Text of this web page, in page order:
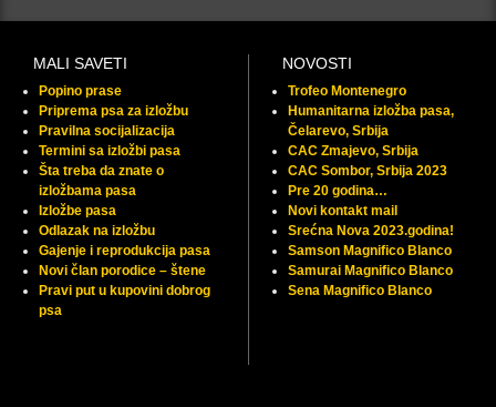
MALI SAVETI
Popino prase
Priprema psa za izložbu
Pravilna socijalizacija
Termini sa izložbi pasa
Šta treba da znate o
izložbama pasa
Izložbe pasa
Odlazak na izložbu
Gajenje i reprodukcija pasa
Novi član porodice – štene
Pravi put u kupovini dobrog
psa
NOVOSTI
Trofeo Montenegro
Humanitarna izložba pasa,
Čelarevo, Srbija
CAC Zmajevo, Srbija
CAC Sombor, Srbija 2023
Pre 20 godina…
Novi kontakt mail
Srećna Nova 2023.godina!
Samson Magnifico Blanco
Samurai Magnifico Blanco
Sena Magnifico Blanco